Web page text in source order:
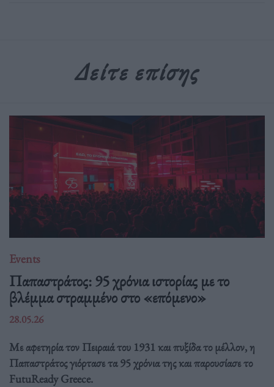
Δείτε επίσης
Events
Παπαστράτος: 95 χρόνια ιστορίας με το
βλέμμα στραμμένο στο «επόμενο»
28.05.26
Με αφετηρία τον Πειραιά του 1931 και πυξίδα το μέλλον, η
Παπαστράτος γιόρτασε τα 95 χρόνια της και παρουσίασε το
FutuReady Greece.